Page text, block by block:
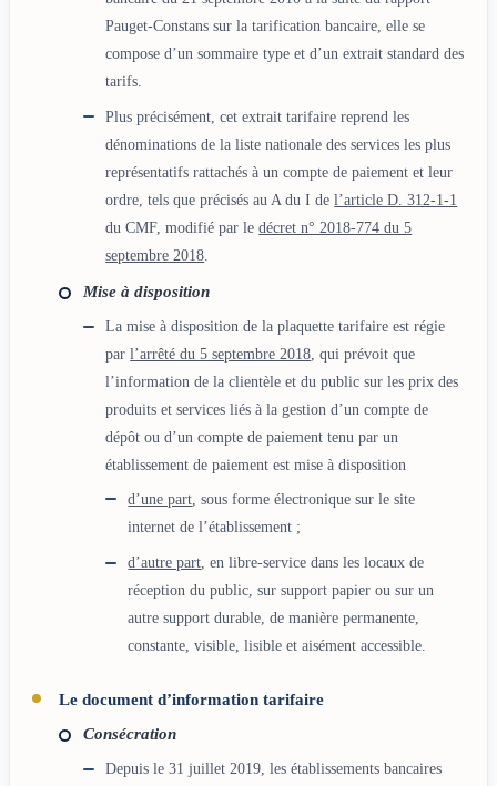
Pauget-Constans sur la tarification bancaire, elle se
compose d’un sommaire type et d’un extrait standard des
tarifs.
Plus précisément, cet extrait tarifaire reprend les
dénominations de la liste nationale des services les plus
représentatifs rattachés à un compte de paiement et leur
ordre, tels que précisés au A du I del’article D. 312-1-1
du CMF, modifié par ledécret n° 2018-774 du 5
septembre 2018
Mise à disposition
La mise à disposition de la plaquette tarifaire est régie
parl’arrêté du 5 septembre 2018, qui prévoit que
l’information de la clientèle et du public sur les prix des
produits et services liés à la gestion d’un compte de
dépôt ou d’un compte de paiement tenu par un
établissement de paiement est mise à disposition
d’une part , sous forme électronique sur le site
internet de l’établissement ;
d’autre part , en libre-service dans les locaux de
réception du public, sur support papier ou sur un
autre support durable, de manière permanente,
constante, visible, lisible et aisément accessible.
Le document d’information tarifaire
Consécration
Depuis le 31 juillet 2019, les établissements bancaires